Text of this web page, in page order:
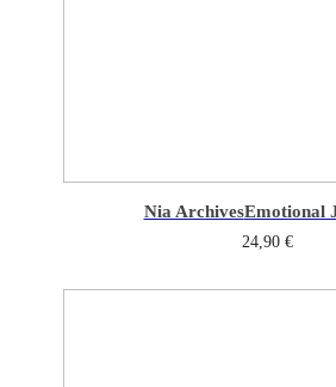
Nia ArchivesEmotional
24,90 €